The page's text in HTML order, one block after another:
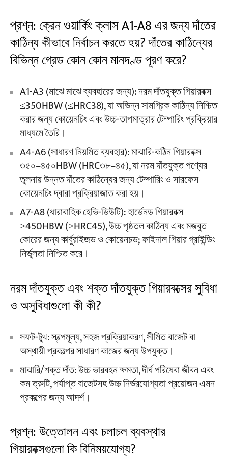
প্রশ্ন: ক্রেন ওয়ার্কিং ক্লাস A1-A8 এর জন্য দাঁতের
কাঠিন্য কীভাবে নির্বাচন করতে হয়? দাঁতের কাঠিন্যের
বিভিন্ন গ্রেড কোন কোন মানদণ্ড পূরণ করে?
A1-A3 (মাঝে মাঝে ব্যবহারের জন্য): নরম দাঁতযুক্ত গিয়ারবক্স
≤350HBW (≤HRC38), যা অভিন্ন সামগ্রিক কাঠিন্য নিশ্চিত
করার জন্য কোয়েনচিং এবং উচ্চ-তাপমাত্রার টেম্পারিং প্রক্রিয়ার
মাধ্যমে তৈরি।
A4-A6 (সাধারণ নিয়মিত ব্যবহার): মাঝারি-কঠিন গিয়ারবক্স
৩৫০–৪৫০HBW (HRC৩৮–৪৫), যা নরম দাঁতযুক্ত পণ্যের
তুলনায় উন্নত দাঁতের কাঠিন্যের জন্য টেম্পারিং ও সারফেস
কোয়েনচিং দ্বারা প্রক্রিয়াজাত করা হয়।
A7-A8 (ধারাবাহিক হেভি-ডিউটি): হার্ডেনড গিয়ারবক্স
≥450HBW (≥HRC45), উচ্চ পৃষ্ঠতল কাঠিন্য এবং মজবুত
কোরের জন্য কার্বুরাইজড ও কোয়েনচড; ফাইনাল গিয়ার গ্রাইন্ডিং
নির্ভুলতা নিশ্চিত করে।
নরম দাঁতযুক্ত এবং শক্ত দাঁতযুক্ত গিয়ারবক্সের সুবিধা
ও অসুবিধাগুলো কী কী?
সফট-টুথ: স্বল্পমূল্য, সহজ প্রক্রিয়াকরণ, সীমিত বাজেট বা
অস্থায়ী প্রকল্পের সাধারণ কাজের জন্য উপযুক্ত।
মাঝারি/শক্ত দাঁত: উচ্চ ভারবহন ক্ষমতা, দীর্ঘ পরিষেবা জীবন এবং
কম ত্রুটি, পর্যাপ্ত বাজেটসহ উচ্চ নির্ভরযোগ্যতা প্রয়োজন এমন
প্রকল্পের জন্য আদর্শ।
প্রশ্ন: উত্তোলন এবং চলাচল ব্যবস্থার
গিয়ারবক্সগুলো কি বিনিময়যোগ্য?